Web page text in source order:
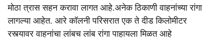
मोठा त्रास सहन करावा लागत आहे.अनेक ठिकाणी वाहनांच्या रांगा
लागल्या आहेत. आरे कॉलनी परिसरात एक ते दीड किलोमीटर
रस्त्यावर वाहनांचा लांबच लांब रांगा पाहायला मिळत आहे